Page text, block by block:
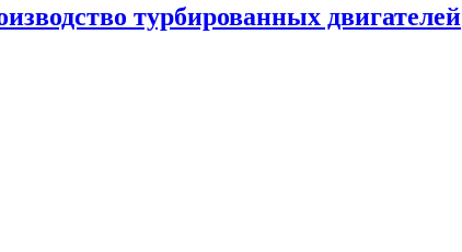
турбированных двигателей